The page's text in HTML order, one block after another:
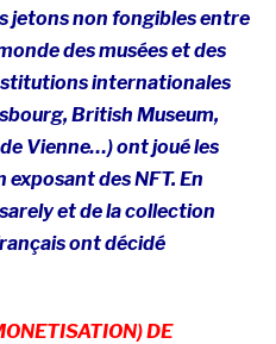
jetons non fongibles entre
des musées et des
internationales
British Museum,
Vienne…) ont joué les
des NFT. En
et de la collection
ont décidé
DE